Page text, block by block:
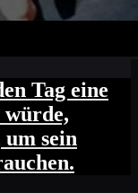
Tag eine
sein